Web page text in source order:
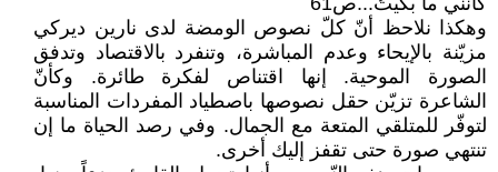
وهكذا نلاحظ أنّ كلّ نصوص الومضة لدى نارين ديركي
مزيّنة بالإيحاء وعدم المباشرة، وتنفرد بالاقتصاد وتدفق
الصورة الموحية. إنها اقتناص لفكرة طائرة. وكأنّ
الشاعرة تزيّن حقل نصوصها باصطياد المفردات المناسبة
لتوفّر للمتلقي المتعة مع الجمال. وفي رصد الحياة ما إن
تنتهي صورة حتى تقفز إليك أخرى.